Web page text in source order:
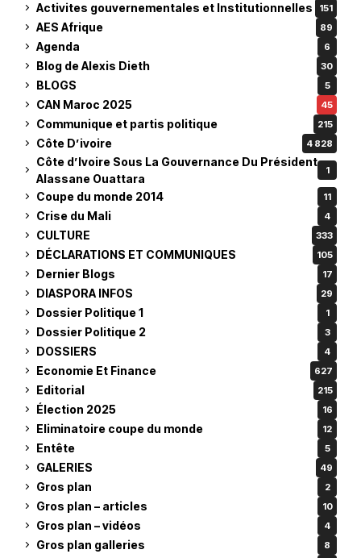
Activites gouvernementales et Institutionnelles 151
AES Afrique 89
Agenda 6
Blog de Alexis Dieth 30
BLOGS 5
CAN Maroc 2025 45
Communique et partis politique 215
Côte D’ivoire 4 828
Côte d’Ivoire Sous La Gouvernance Du Président
Alassane Ouattara
1
Coupe du monde 2014 11
Crise du Mali 4
CULTURE 333
DÉCLARATIONS ET COMMUNIQUES 105
Dernier Blogs 17
DIASPORA INFOS 29
Dossier Politique 1 1
Dossier Politique 2 3
DOSSIERS 4
Economie Et Finance 627
Editorial 215
Élection 2025 16
Eliminatoire coupe du monde 12
Entête 5
GALERIES 49
Gros plan 2
Gros plan – articles 10
Gros plan – vidéos 4
Gros plan galleries 8